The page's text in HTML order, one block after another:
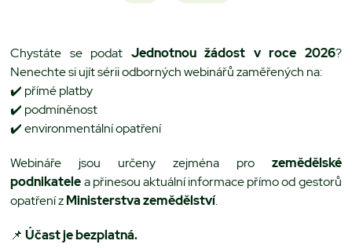
Chystáte se podat Jednotnou žádost v roce 2026?
Nenechte si ujít sérii odborných webinářů zaměřených na:
✔️ přímé platby
✔️ podmíněnost
✔️ environmentální opatření
Webináře jsou určeny zejména pro zemědělské
podnikatelea přinesou aktuální informace přímo od gestorů
opatření zMinisterstva zemědělství.
📌Účast je bezplatná.